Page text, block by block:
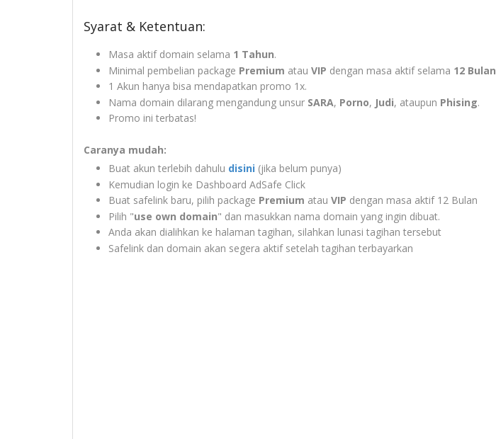
Syarat & Ketentuan:
Masa aktif domain selama 1 Tahun.
Minimal pembelian package Premium atau VIP dengan masa aktif selama 12 Bulan
1 Akun hanya bisa mendapatkan promo 1x.
Nama domain dilarang mengandung unsur SARA, Porno, Judi, ataupun Phising.
Promo ini terbatas!
Caranya mudah:
Buat akun terlebih dahulu disini (jika belum punya)
Kemudian login ke Dashboard AdSafe Click
Buat safelink baru, pilih package Premium atau VIP dengan masa aktif 12 Bulan
Pilih "use own domain" dan masukkan nama domain yang ingin dibuat.
Anda akan dialihkan ke halaman tagihan, silahkan lunasi tagihan tersebut
Safelink dan domain akan segera aktif setelah tagihan terbayarkan